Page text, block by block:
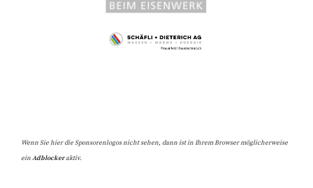
Wenn Sie hier die Sponsorenlogos nicht sehen, dann ist in Ihrem Browser möglicherweise
einAdblockeraktiv.